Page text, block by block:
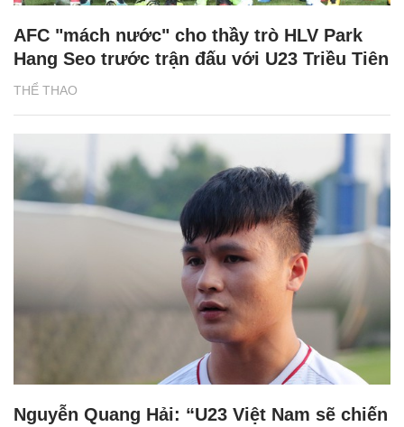
THỂ THAO
AFC "mách nước" cho thầy trò HLV Park
Hang Seo trước trận đấu với U23 Triều Tiên
Nguyễn Quang Hải: “U23 Việt Nam sẽ chiến